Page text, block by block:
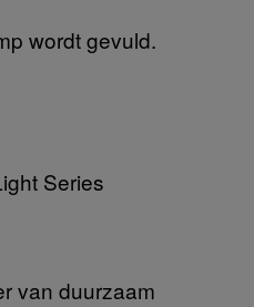
wordt gevuld.
Series
van duurzaam